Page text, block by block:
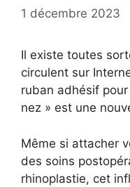
1 décembre 2023
Il existe toutes
circulent sur
ruban adhésif
nez » est une
Même si attacher
des soins
rhinoplastie, cet